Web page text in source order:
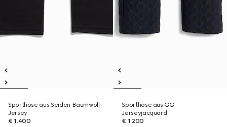
Sporthose aus Seiden-Baumwoll-
Jersey
€ 1.400
Sporthose aus GG
Jerseyjacquard
€ 1.200